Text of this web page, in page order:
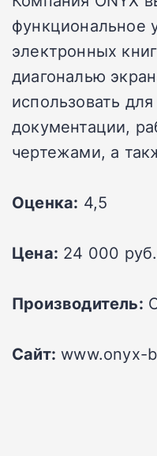
функциональное
электронных
диагональю
использовать
документации,
чертежами, а
Оценка: 4,5
Цена: 24 000 руб.
Производитель:
Сайт: www.onyx-